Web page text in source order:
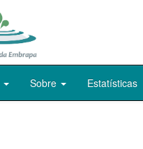
Sobre Estatísticas